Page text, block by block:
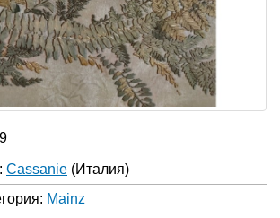
Cassanie (Италия)
Mainz